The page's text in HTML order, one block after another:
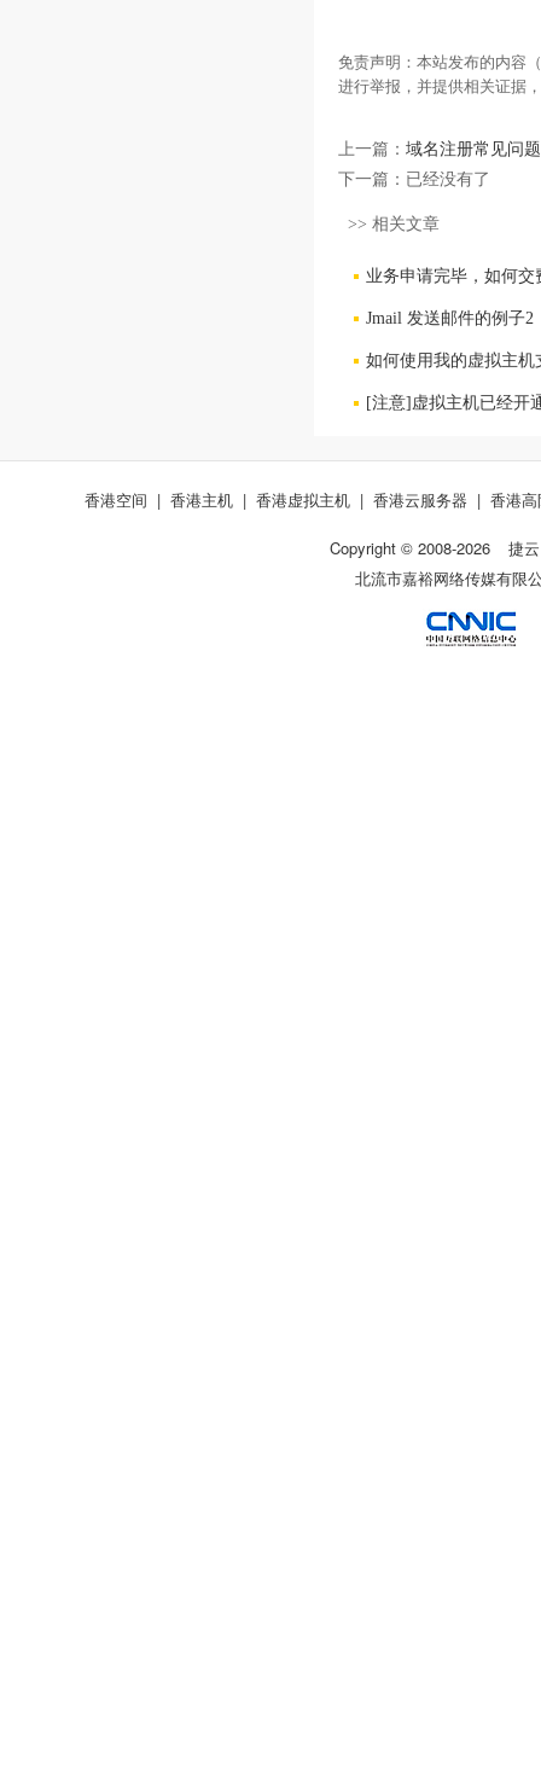
免责声明：本站发布的内容
进行举报，并提供相关证据
上一篇： 域名注册常见问
下一篇：已经没有了
>> 相关文章
业务申请完毕，如何交
Jmail 发送邮件的例子2
如何使用我的虚拟主机
[注意]虚拟主机已经开
香港空间 | 香港主机 | 香港虚拟主机 | 香港云服务器 | 香港
Copyright © 2008-2026
捷云
北流市嘉裕网络传媒有限